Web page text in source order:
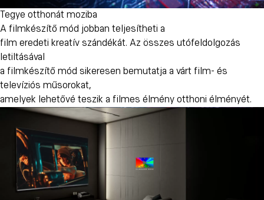
Tegye otthonát moziba
A filmkészítő mód jobban teljesítheti a
film eredeti kreatív szándékát. Az összes utófeldolgozás
letiltásával
a filmkészítő mód sikeresen bemutatja a várt film- és
televíziós műsorokat,
amelyek lehetővé teszik a filmes élmény otthoni élményét.